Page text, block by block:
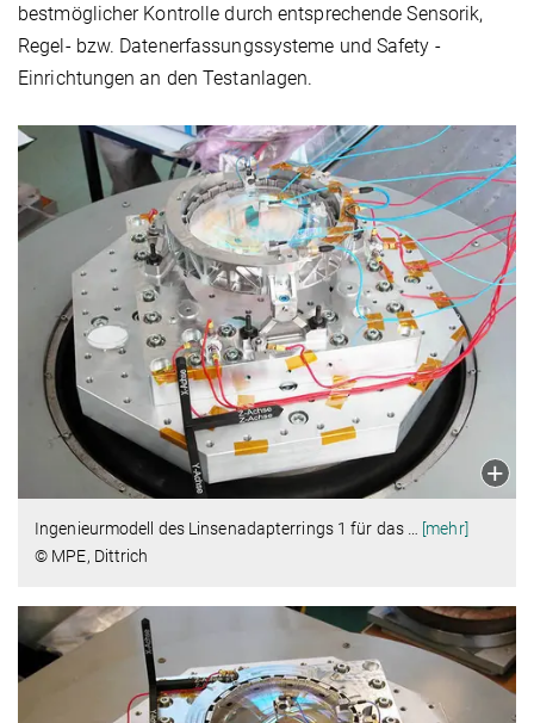
bestmöglicher Kontrolle durch entsprechende Sensorik,
Regel- bzw. Datenerfassungssysteme und Safety -
Einrichtungen an den Testanlagen.
Ingenieurmodell des Linsenadapterrings 1 für das … [mehr]
© MPE, Dittrich